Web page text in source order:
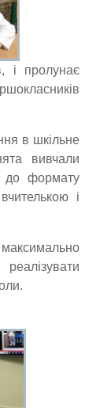
і пролунає
в шкільне
вивчали
до формату
і